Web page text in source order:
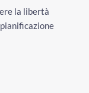
la libertà